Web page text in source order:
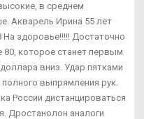
в среднем
Акварель Ирина 55 лет
На здоровье!!!!! Достаточно
80, которое станет первым
вниз. Удар пятками
выпрямления рук.
России дистанцироваться
Дростанолон аналоги